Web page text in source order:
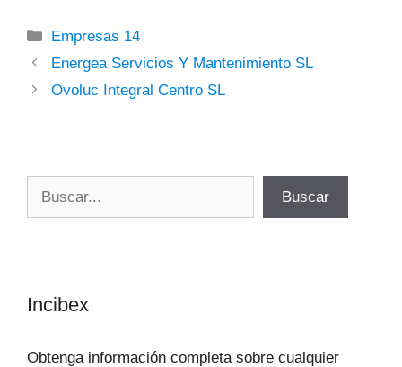
Categorías
Empresas 14
Energea Servicios Y Mantenimiento SL
Ovoluc Integral Centro SL
Buscar
Incibex
Obtenga información completa sobre cualquier